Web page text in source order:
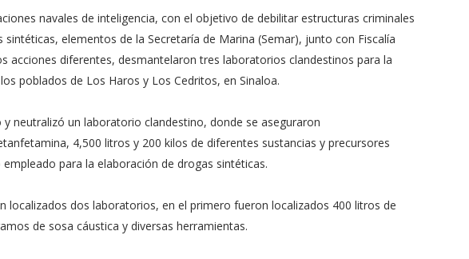
navales de inteligencia, con el objetivo de debilitar estructuras criminales
elementos de la Secretaría de Marina (Semar), junto con Fiscalía
acciones diferentes, desmantelaron tres laboratorios clandestinos para la
poblados de Los Haros y Los Cedritos, en Sinaloa.
neutralizó un laboratorio clandestino, donde se aseguraron
4,500 litros y 200 kilos de diferentes sustancias y precursores
para la elaboración de drogas sintéticas.
localizados dos laboratorios, en el primero fueron localizados 400 litros de
de sosa cáustica y diversas herramientas.